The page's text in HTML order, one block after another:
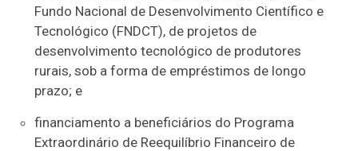
Fundo Nacional de Desenvolvimento Científico e
Tecnológico (FNDCT), de projetos de
desenvolvimento tecnológico de produtores
rurais, sob a forma de empréstimos de longo
prazo; e
financiamento a beneficiários do Programa
Extraordinário de Reequilíbrio Financeiro de